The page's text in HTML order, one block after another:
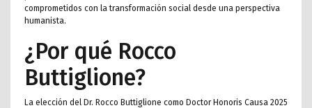
comprometidos con la transformación social desde una perspectiva
humanista.
¿Por qué Rocco
Buttiglione?
La elección del Dr. Rocco Buttiglione como Doctor Honoris Causa 2025